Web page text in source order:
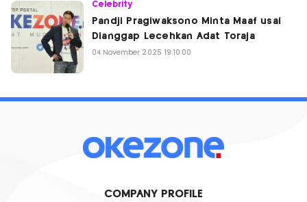
Celebrity
Pandji Pragiwaksono Minta Maaf usai
Dianggap Lecehkan Adat Toraja
04 November 2025 19:10:00
COMPANY PROFILE